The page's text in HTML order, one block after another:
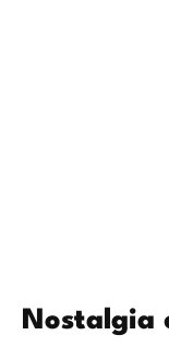
Nostalgia